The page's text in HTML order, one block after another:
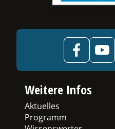
Weitere Infos
Aktuelles
Programm